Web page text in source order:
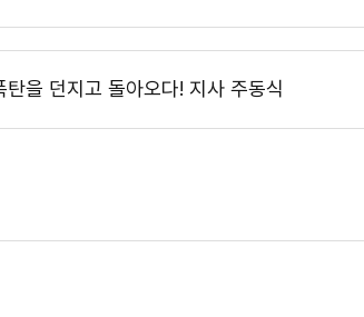
을 던지고 돌아오다! 지사 주동식